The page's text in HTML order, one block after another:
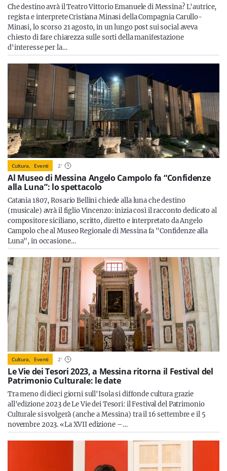
Che destino avrà il Teatro Vittorio Emanuele di Messina? L'autrice,
regista e interprete Cristiana Minasi della Compagnia Carullo-
Minasi, lo scorso 21 agosto, in un lungo post sui social aveva
chiesto di fare chiarezza sulle sorti della manifestazione
d'interesse per la…
Cultura, Eventi 2'
Al Museo di Messina Angelo Campolo fa “Confidenze
alla Luna”: lo spettacolo
Catania 1807, Rosario Bellini chiede alla luna che destino
(musicale) avrà il figlio Vincenzo: inizia così il racconto dedicato al
compositore siciliano, scritto, diretto e interpretato da Angelo
Campolo che al Museo Regionale di Messina fa "Confidenze alla
Luna", in occasione…
Cultura, Eventi 2'
Le Vie dei Tesori 2023, a Messina ritorna il Festival del
Patrimonio Culturale: le date
Tra meno di dieci giorni sull'Isola si diffonde cultura grazie
all'edizione 2023 de Le Vie dei Tesori: il Festival del Patrimonio
Culturale si svolgerà (anche a Messina) tra il 16 settembre e il 5
novembre 2023. «La XVII edizione –…